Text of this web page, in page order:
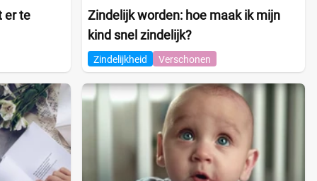
er te
Zindelijk worden: hoe maak ik mijn
kind snel zindelijk?
Zindelijkheid Verschonen